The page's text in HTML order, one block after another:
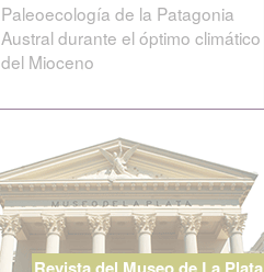
Paleoecología de la Patagonia
Austral durante el óptimo climático
del Mioceno